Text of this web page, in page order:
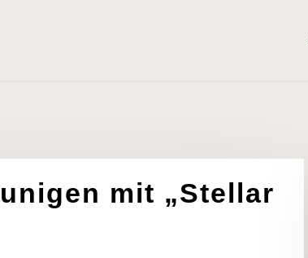
mit „Stellar